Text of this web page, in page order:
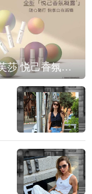
IPSA茵芙莎 悦己香氛凝露上市